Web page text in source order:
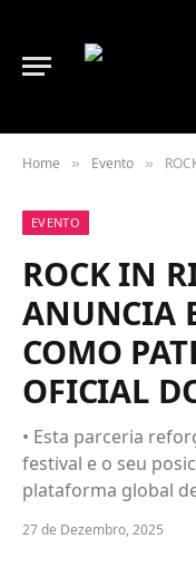
Home » Evento » ROCK IN
EVENTO
ROCK IN
ANUNCIA
COMO
OFICIAL
• Esta parceria
festival e o seu
plataforma global
27 de Dezembro, 2025